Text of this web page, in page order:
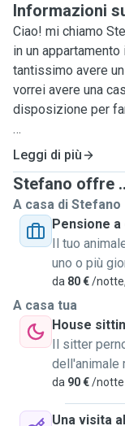
Informazioni
Ciao! mi chiamo
in un
tantissimo avere
vorrei avere una
disposizione per
Lavorando a
sono liberi e li
orecchie ;)
Scoprendo quest'
Mi rendo quindi
passeggiate con i
vostre esigenze.
Possiamo andare
cagnolini oppure
un pomeriggio più
AH! quasi
con loro vive
anni nonché mio
Va d'accordo con
Leggi di più
Stefano offre
A casa di Stefano
Pensione
Il tuo
uno o più
da 80 €/notte,
A casa tua
House
Il sitter
dell'animale
da 90 €/notte
Una visita